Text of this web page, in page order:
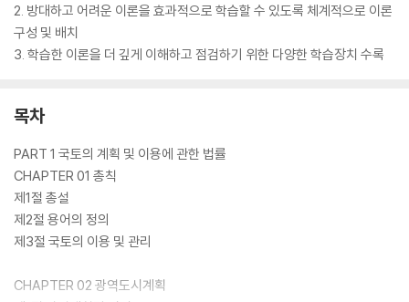
2. 방대하고 어려운 이론을 효과적으로 학습할 수 있도록 체계적으로 이론
구성 및 배치
3. 학습한 이론을 더 깊게 이해하고 점검하기 위한 다양한 학습장치 수록
목차
PART 1 국토의 계획 및 이용에 관한 법률
CHAPTER 01 총칙
제1절 총설
제2절 용어의 정의
제3절 국토의 이용 및 관리
CHAPTER 02 광역도시계획